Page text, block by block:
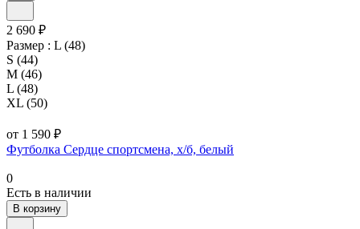
2 690 ₽
Размер : L (48)
S (44)
M (46)
L (48)
XL (50)
от 1 590 ₽
Футболка Сердце спортсмена, х/б, белый
0
Есть в наличии
В корзину